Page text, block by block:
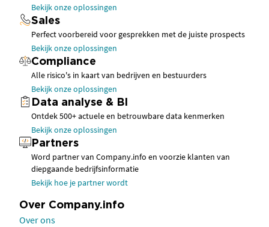
Bekijk onze oplossingen
Sales
Perfect voorbereid voor gesprekken met de juiste prospects
Bekijk onze oplossingen
Compliance
Alle risico's in kaart van bedrijven en bestuurders
Bekijk onze oplossingen
Data analyse & BI
Ontdek 500+ actuele en betrouwbare data kenmerken
Bekijk onze oplossingen
Partners
Word partner van Company.info en voorzie klanten van
diepgaande bedrijfsinformatie
Bekijk hoe je partner wordt
Over Company.info
Over ons